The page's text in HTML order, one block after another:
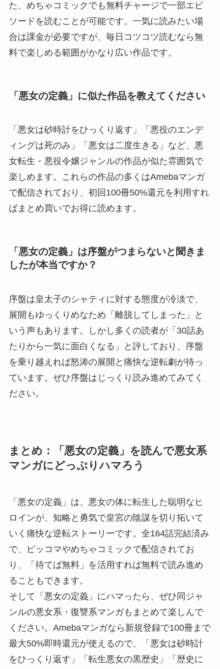
た、めちゃコミックでも無料チャージで一部エピ
ソードを読むことが可能です。一気に読みたい場
合は課金が必要ですが、毎日コツコツ読むなら無
料で楽しめる範囲がかなり広い作品です。
「悪女の定義」に似た作品を教えてください
「悪女は砂時計をひっくり返す」「悪役のエンデ
ィングは死のみ」「悪女は二度生きる」など、悪
女転生・悪役令嬢ジャンルの作品が似た雰囲気で
楽しめます。これらの作品の多くはAmebaマンガ
で配信されており、初回100冊50%還元を利用すれ
ばまとめ買いでお得に読めます。
「悪女の定義」は序盤がつまらないと聞きま
したが本当ですか？
序盤は皇太子のシャティに対する態度が冷淡で、
展開もゆっくりめなため「離脱してしまった」と
いう声もあります。しかし多くの読者が「30話あ
たりから一気に面白くなる」と評しており、序盤
を乗り越えれば怒涛の展開と痛快な逆転劇が待っ
ています。ぜひ序盤はじっくり読み進めてみてく
ださい。
まとめ：「悪女の定義」を読んで悪女系
マンガにどっぷりハマろう
「悪女の定義」は、悪女の体に転生した聡明なヒ
ロインが、知略と勇気で皇宮の陰謀を切り拓いて
いく痛快な逆転ストーリーです。全164話完結済み
で、ピッコマやめちゃコミックで配信されてお
り、「待てば無料」を活用すれば無料で読み進め
ることもできます。
そして「悪女の定義」にハマったら、ぜひ同ジャ
ンルの悪女系・復讐系マンガもまとめて楽しんで
ください。Amebaマンガなら新規登録で100冊まで
最大50%即時還元が使えるので、「悪女は砂時計
をひっくり返す」「転生悪女の黒歴史」「歴史に